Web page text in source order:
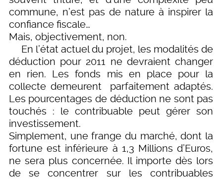
commune, n’est pas de nature à inspirer la
confiance fiscale…
Mais, objectivement, non.
En l’état actuel du projet, les modalités de
déduction pour 2011 ne devraient changer
en rien. Les fonds mis en place pour la
collecte demeurent parfaitement adaptés.
Les pourcentages de déduction ne sont pas
touchés : le contribuable peut gérer son
investissement.
Simplement, une frange du marché, dont la
fortune est inférieure à 1,3 Millions d’Euros,
ne sera plus concernée. Il importe dès lors
de se concentrer sur les contribuables